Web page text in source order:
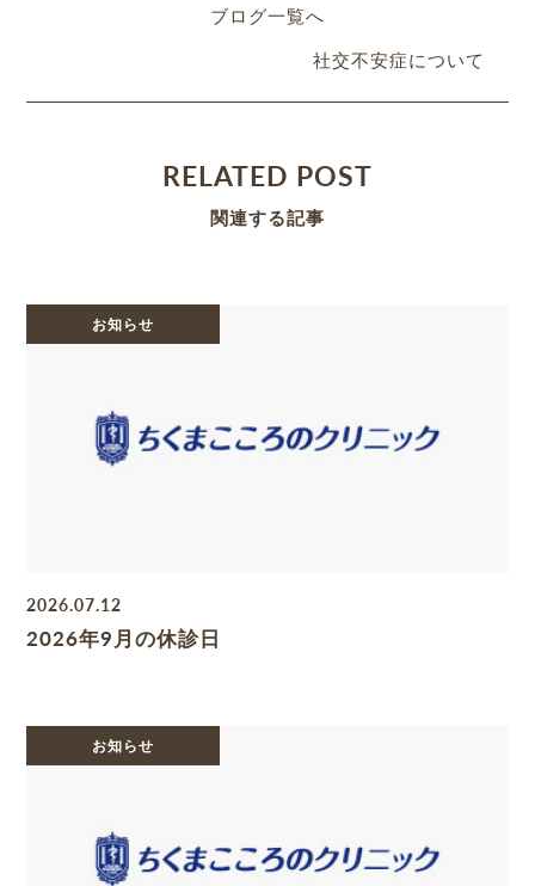
ブログ一覧へ
社交不安症について
RELATED POST
関連する記事
お知らせ
2026.07.12
2026年9月の休診日
お知らせ